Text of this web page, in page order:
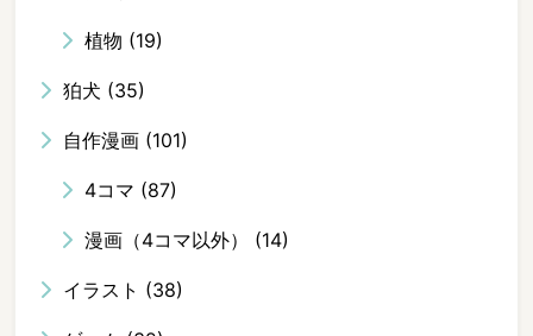
植物 (19)
狛犬 (35)
自作漫画 (101)
4コマ (87)
漫画（4コマ以外） (14)
イラスト (38)